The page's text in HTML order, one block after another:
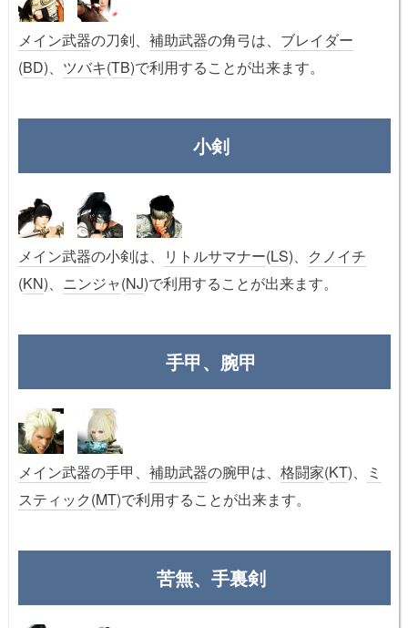
メイン武器の刀剣、 補助武器の角弓は、 ブレイダー
(BD)、 ツバキ(TB)で利用することが出来ます。
小剣
メイン武器の小剣は、 リトルサマナー(LS)、 クノイチ
(KN)、 ニンジャ(NJ)で利用することが出来ます。
手甲、腕甲
メイン武器の手甲、 補助武器の腕甲は、 格闘家(KT)、
ミ
スティック(MT)で利用することが出来ます。
苦無、手裏剣